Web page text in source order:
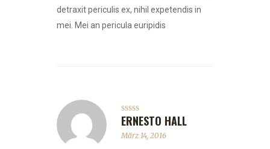
detraxit periculis ex, nihil expetendis in
mei. Mei an pericula euripidis
Rated4
out of 5
ERNESTO HALL
März 14, 2016